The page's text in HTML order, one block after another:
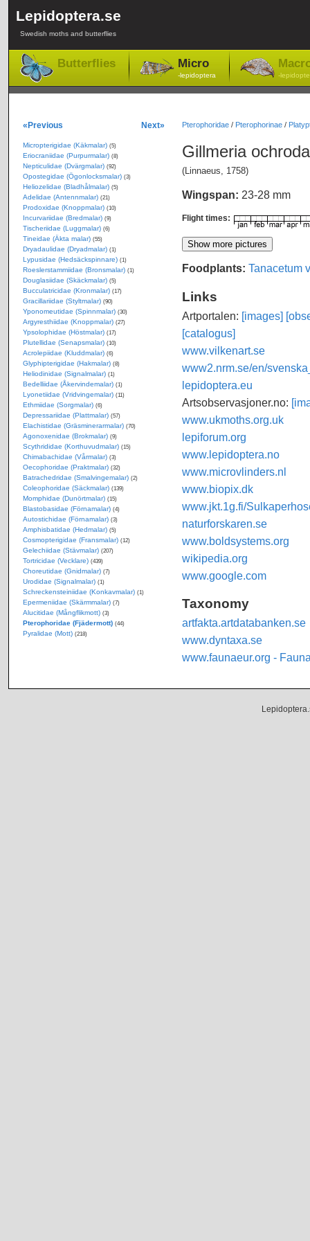
Lepidoptera.se
Swedish moths and butterflies
Butterflies Micro
-lepidoptera -
Pterophoridae/ Pterophorinae/
Gillmeria
(Linnaeus, 1758)
Wingspan: 23-28 mm
Flight times:
Foodplants: Tanacetum
Links
Artportalen: [images]
[catalogus]
www.vilkenart.se
www2.nrm.se/en/
lepidoptera.eu
Artsobservasjoner.no:
www.ukmoths.org.uk
lepiforum.org
www.lepidoptera.no
www.microvlinders.nl
www.biopix.dk
www.jkt.1g.fi/
naturforskaren.se
www.boldsystems.org
wikipedia.org
www.google.com
Taxonomy
artfakta.artdatabanken.se
www.dyntaxa.se
www.faunaeur.org -
«Previous Next»
Micropterigidae (Käkmalar) (5)
Eriocraniidae (Purpurmalar) (8)
Nepticulidae (Dvärgmalar) (92)
Opostegidae (Ögonlocksmalar) (3)
Heliozelidae (Bladhålmalar) (5)
Adelidae (Antennmalar) (21)
Prodoxidae (Knoppmalar) (10)
Incurvariidae (Bredmalar) (9)
Tischeriidae (Luggmalar) (6)
Tineidae (Äkta malar) (55)
Dryadaulidae (Dryadmalar) (1)
Lypusidae (Hedsäckspinnare) (1)
Roeslerstammiidae (Bronsmalar) (1)
Douglasiidae (Skäckmalar) (5)
Bucculatricidae (Kronmalar) (17)
Gracillariidae (Styltmalar) (90)
Yponomeutidae (Spinnmalar) (30)
Argyresthiidae (Knoppmalar) (27)
Ypsolophidae (Höstmalar) (17)
Plutellidae (Senapsmalar) (10)
Acrolepiidae (Kluddmalar) (6)
Glyphipterigidae (Hakmalar) (8)
Heliodinidae (Signalmalar) (1)
Bedelliidae (Åkervindemalar) (1)
Lyonetiidae (Vridvingemalar) (11)
Ethmiidae (Sorgmalar) (6)
Depressariidae (Plattmalar) (57)
Elachistidae (Gräsminerarmalar) (70)
Agonoxenidae (Brokmalar) (9)
Scythrididae (Korthuvudmalar) (15)
Chimabachidae (Vårmalar) (3)
Oecophoridae (Praktmalar) (32)
Batrachedridae (Smalvingemalar) (2)
Coleophoridae (Säckmalar) (139)
Momphidae (Dunörtmalar) (15)
Blastobasidae (Förnamalar) (4)
Autostichidae (Förnamalar) (3)
Amphisbatidae (Hedmalar) (5)
Cosmopterigidae (Fransmalar) (12)
Gelechiidae (Stävmalar) (207)
Tortricidae (Vecklare) (439)
Choreutidae (Gnidmalar) (7)
Urodidae (Signalmalar) (1)
Schreckensteiniidae (Konkavmalar) (1)
Epermeniidae (Skärmmalar) (7)
Alucitidae (Mångflikmott) (3)
Pterophoridae (Fjädermott) (44)
Pyralidae (Mott) (218)